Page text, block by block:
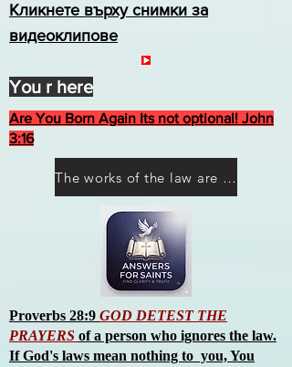
Кликнете върху снимки за
видеоклипове
Are You Born Again Its not optional! John
3:16
Proverbs 28:9 GOD DETEST THE
PRAYERS of a person who ignores the law.
If God's laws mean nothing to you, You
The works of the law are not what you think they are works of men
You r here